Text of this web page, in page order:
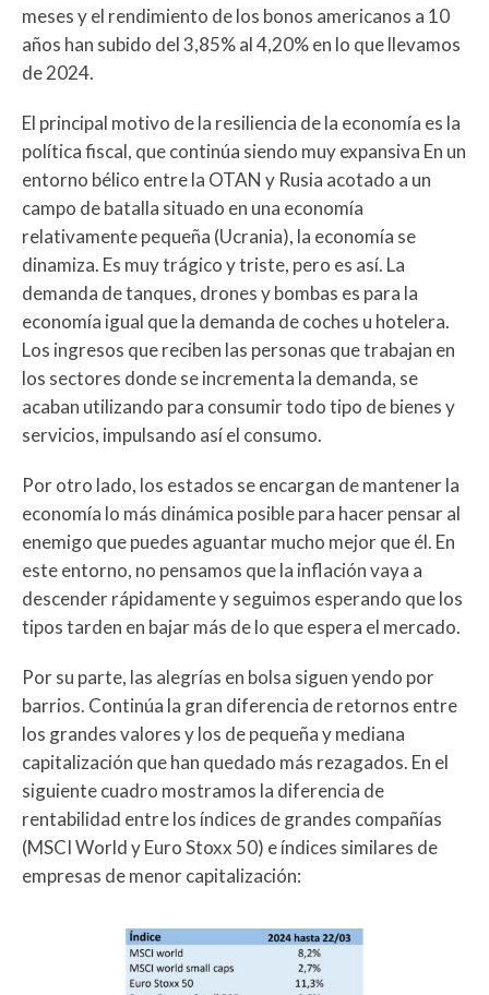
meses y el rendimiento de los bonos americanos a 10
años han subido del 3,85% al 4,20% en lo que llevamos
de 2024.
El principal motivo de la resiliencia de la economía es la
política fiscal, que continúa siendo muy expansiva En un
entorno bélico entre la OTAN y Rusia acotado a un
campo de batalla situado en una economía
relativamente pequeña (Ucrania), la economía se
dinamiza. Es muy trágico y triste, pero es así. La
demanda de tanques, drones y bombas es para la
economía igual que la demanda de coches u hotelera.
Los ingresos que reciben las personas que trabajan en
los sectores donde se incrementa la demanda, se
acaban utilizando para consumir todo tipo de bienes y
servicios, impulsando así el consumo.
Por otro lado, los estados se encargan de mantener la
economía lo más dinámica posible para hacer pensar al
enemigo que puedes aguantar mucho mejor que él. En
este entorno, no pensamos que la inflación vaya a
descender rápidamente y seguimos esperando que los
tipos tarden en bajar más de lo que espera el mercado.
Por su parte, las alegrías en bolsa siguen yendo por
barrios. Continúa la gran diferencia de retornos entre
los grandes valores y los de pequeña y mediana
capitalización que han quedado más rezagados. En el
siguiente cuadro mostramos la diferencia de
rentabilidad entre los índices de grandes compañías
(MSCI World y Euro Stoxx 50) e índices similares de
empresas de menor capitalización: